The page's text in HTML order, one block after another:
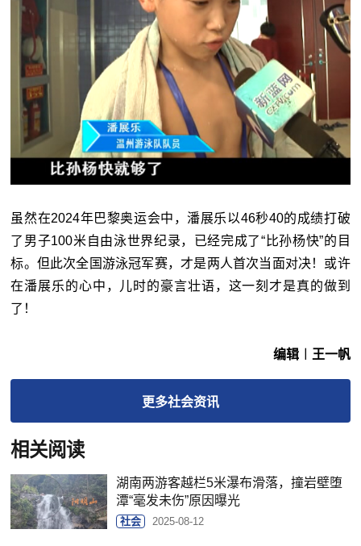
虽然在2024年巴黎奥运会中，潘展乐以46秒40的成绩打破
了男子100米自由泳世界纪录，已经完成了“比孙杨快”的目
标。但此次全国游泳冠军赛，才是两人首次当面对决！或许
在潘展乐的心中，儿时的豪言壮语，这一刻才是真的做到
了！
编辑︱王一帆
更多社会资讯
相关阅读
湖南两游客越栏5米瀑布滑落，撞岩壁堕
潭“毫发未伤”原因曝光
社会 2025-08-12